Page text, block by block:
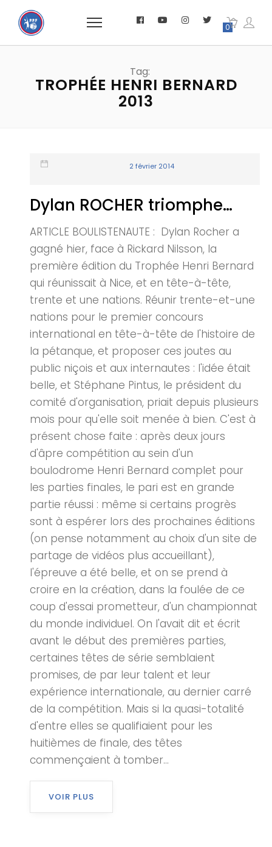
0
Tag:
TROPHÉE HENRI BERNARD
2013
2 février 2014
Dylan ROCHER triomphe…
ARTICLE BOULISTENAUTE : Dylan Rocher a
gagné hier, face à Rickard Nilsson, la
première édition du Trophée Henri Bernard
qui réunissait à Nice, et en tête-à-tête,
trente et une nations. Réunir trente-et-une
nations pour le premier concours
international en tête-à-tête de l'histoire de
la pétanque, et proposer ces joutes au
public niçois et aux internautes : l'idée était
belle, et Stéphane Pintus, le président du
comité d'organisation, priait depuis plusieurs
mois pour qu'elle soit menée à bien. C'est à
présent chose faite : après deux jours
d'âpre compétition au sein d'un
boulodrome Henri Bernard complet pour
les parties finales, le pari est en grande
partie réussi : même si certains progrès
sont à espérer lors des prochaines éditions
(on pense notamment au choix d'un site de
partage de vidéos plus accueillant),
l'épreuve a été belle, et on se prend à
croire en la création, dans la foulée de ce
coup d'essai prometteur, d'un championnat
du monde individuel. On l'avait dit et écrit
avant le début des premières parties,
certaines têtes de série semblaient
promises, de par leur talent et leur
expérience internationale, au dernier carré
de la compétition. Mais si la quasi-totalité
d'entre elles se qualifiaient pour les
huitièmes de finale, des têtes
commençaient à tomber...
VOIR PLUS